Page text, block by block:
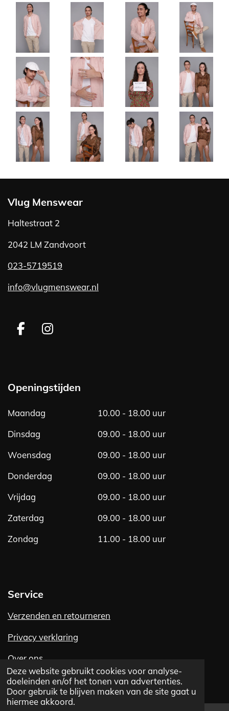
Deze website gebruikt cookies voor analyse-
doeleinden en/of het tonen van advertenties.
Door gebruik te blijven maken van de site gaat u
hiermee akkoord.
Vlug Menswear
Haltestraat 2
2042 LM Zandvoort
023-5719519
info@vlugmenswear.nl
F
b
o
k
I
a
g
Openingstijden
Maandag
10.00 - 18.00 uur
Dinsdag
09.00 - 18.00 uur
Woensdag
09.00 - 18.00 uur
Donderdag
09.00 - 18.00 uur
Vrijdag
09.00 - 18.00 uur
Zaterdag
09.00 - 18.00 uur
Zondag
11.00 - 18.00 uur
Service
Verzenden en retourneren
Privacy verklaring
Over ons
Contact